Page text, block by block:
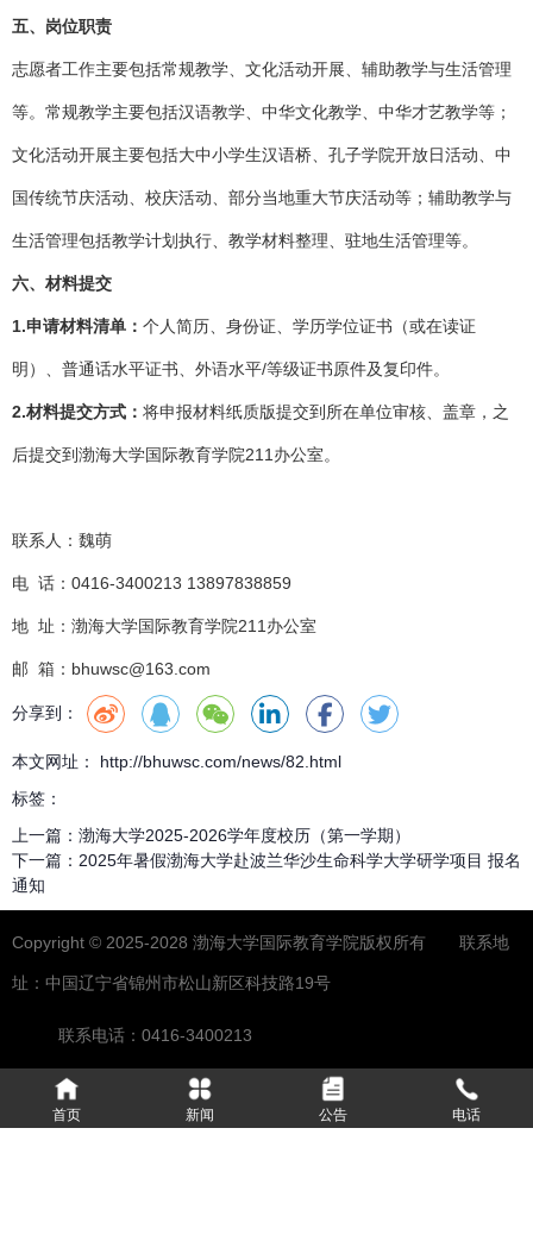
五、岗位职责
志愿者工作主要包括常规教学、文化活动开展、辅助教学与生活管理
等。常规教学主要包括汉语教学、中华文化教学、中华才艺教学等；
文化活动开展主要包括大中小学生汉语桥、孔子学院开放日活动、中
国传统节庆活动、校庆活动、部分当地重大节庆活动等；辅助教学与
生活管理包括教学计划执行、教学材料整理、驻地生活管理等。
六、材料提交
1.申请材料清单： 个人简历、身份证、学历学位证书（或在读证
明）、普通话水平证书、外语水平/等级证书原件及复印件。
2.材料提交方式： 将申报材料纸质版提交到所在单位审核、盖章，之
后提交到渤海大学国际教育学院211办公室。
联系人：魏萌
电 话：0416-3400213 13897838859
地 址：渤海大学国际教育学院211办公室
邮 箱： bhuwsc@163.com
分享到：
本文网址： http://bhuwsc.com/news/82.html
标签：
上一篇： 渤海大学2025-2026学年度校历（第一学期）
下一篇： 2025年暑假渤海大学赴波兰华沙生命科学大学研学项目 报名
通知
Copyright © 2025-2028 渤海大学国际教育学院版权所有 联系地
址：中国辽宁省锦州市松山新区科技路19号
联系电话：0416-3400213
首页 新闻 公告 电话